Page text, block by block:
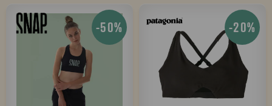
-50% -20%